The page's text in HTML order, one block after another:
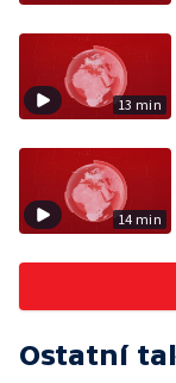
13 min
14 min
Ostatní